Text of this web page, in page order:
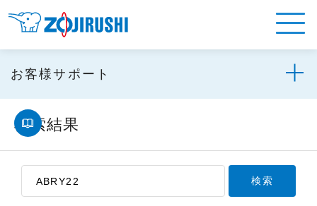
お客様サポート
検索結果